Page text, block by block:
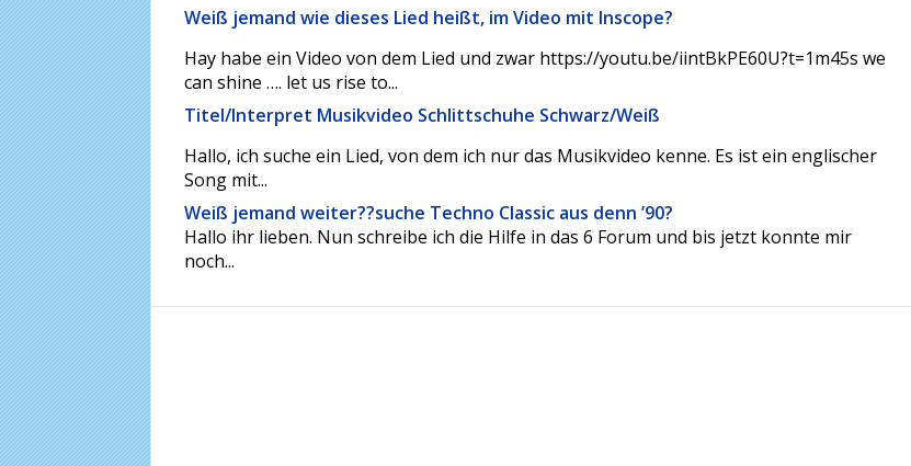
Weiß jemand wie dieses Lied heißt, im Video mit Inscope?
Hay habe ein Video von dem Lied und zwar https://youtu.be/iintBkPE60U?t=1m45s we
can shine …. let us rise to...
Titel/Interpret Musikvideo Schlittschuhe Schwarz/Weiß
Hallo, ich suche ein Lied, von dem ich nur das Musikvideo kenne. Es ist ein englischer
Song mit...
Weiß jemand weiter??suche Techno Classic aus denn ’90?
Hallo ihr lieben. Nun schreibe ich die Hilfe in das 6 Forum und bis jetzt konnte mir
noch...